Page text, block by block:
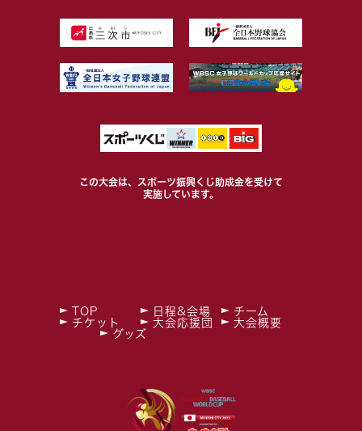
この大会は、スポーツ振興くじ助成金を受けて
実施しています。
TOP 日程&会場
チーム
チケット
大会応援団
大会概要
グッズ